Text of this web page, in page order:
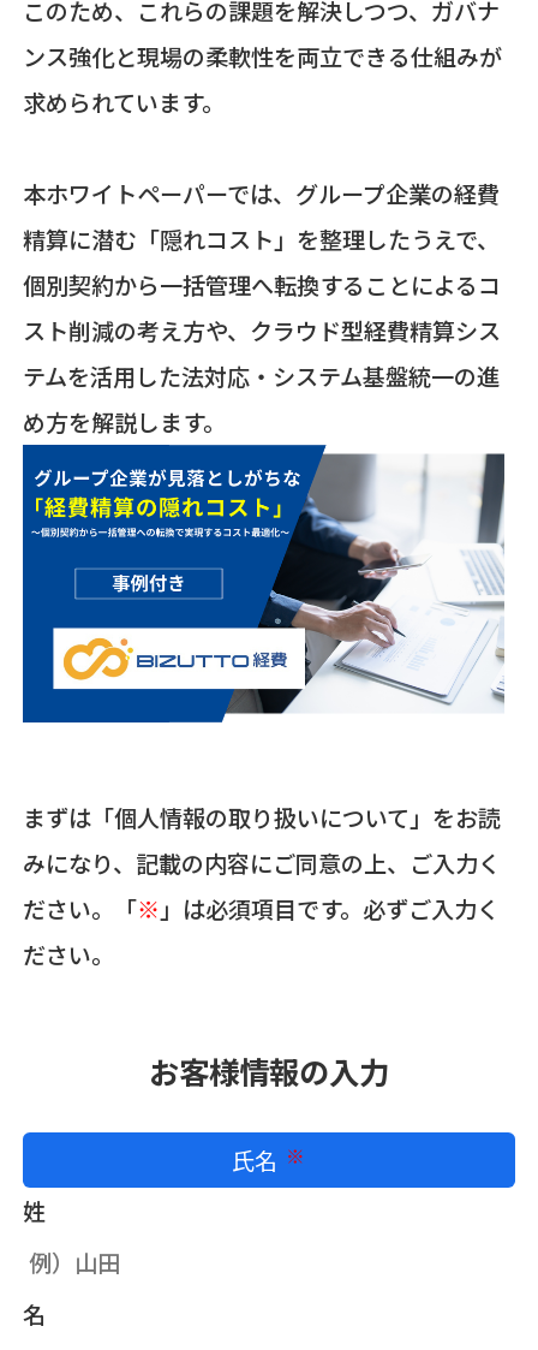
このため、これらの課題を解決しつつ、ガバナ
ンス強化と現場の柔軟性を両立できる仕組みが
求められています。
本ホワイトペーパーでは、グループ企業の経費
精算に潜む「隠れコスト」を整理したうえで、
個別契約から一括管理へ転換することによるコ
スト削減の考え方や、クラウド型経費精算シス
テムを活用した法対応・システム基盤統一の進
め方を解説します。
まずは「個人情報の取り扱いについて」をお読
みになり、記載の内容にご同意の上、ご入力く
ださい。「※ 」は必須項目です。必ずご入力く
ださい。
お客様情報の入力
氏名
姓
名